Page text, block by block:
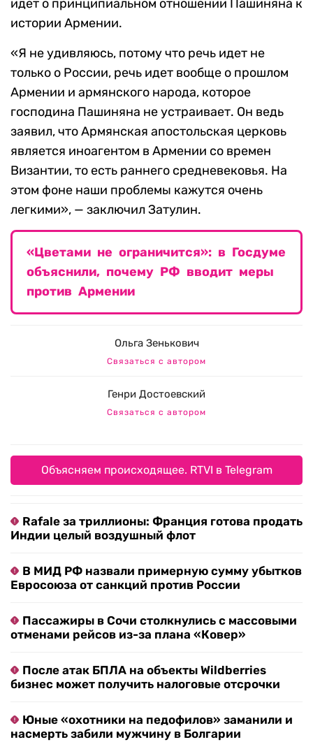
идет о принципиальном отношении Пашиняна к
истории Армении.
«Я не удивляюсь, потому что речь идет не
только о России, речь идет вообще о прошлом
Армении и армянского народа, которое
господина Пашиняна не устраивает. Он ведь
заявил, что Армянская апостольская церковь
является иноагентом в Армении со времен
Византии, то есть раннего средневековья. На
этом фоне наши проблемы кажутся очень
легкими», — заключил Затулин.
«Цветами не ограничится»: в Госдуме
объяснили, почему РФ вводит меры
против Армении
Ольга Зенькович
Связаться с автором
Генри Достоевский
Связаться с автором
Объясняем происходящее. RTVI в Telegram
Rafale за триллионы: Франция готова продать
Индии целый воздушный флот
В МИД РФ назвали примерную сумму убытков
Евросоюза от санкций против России
Пассажиры в Сочи столкнулись с массовыми
отменами рейсов из-за плана «Ковер»
После атак БПЛА на объекты Wildberries
бизнес может получить налоговые отсрочки
Юные «охотники на педофилов» заманили и
насмерть забили мужчину в Болгарии